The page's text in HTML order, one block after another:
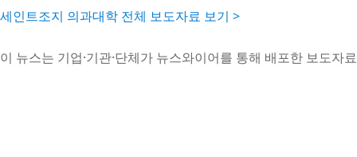
세인트조지 의과대학 전체 보도자료 보기 >
이 뉴스는 기업·기관·단체가 뉴스와이어를 통해 배포한 보도자